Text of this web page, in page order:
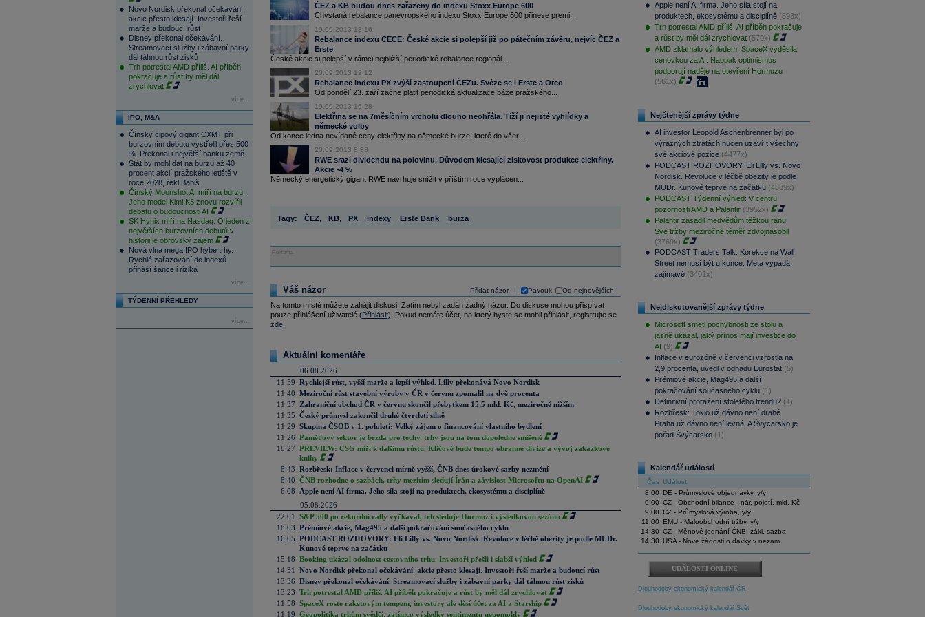
Novo Nordisk překonal očekávání,
akcie přesto klesají. Investoři řeší
marže a budoucí růst
Disney překonal očekávání.
Streamovací služby i zábavní parky
dál táhnou růst zisků
Trh potrestal AMD příliš. AI příběh
pokračuje a růst by měl dál
zrychlovat
více...
IPO, M&A
Čínský čipový gigant CXMT při
burzovním debutu vystřelil přes 500
%. Překonal i největší banku země
Stát by mohl dát na burzu až 40
procent akcií pražského letiště v
roce 2028, řekl Babiš
Čínský Moonshot AI míří na burzu.
Jeho model Kimi K3 znovu rozvířil
debatu o budoucnosti AI
SK Hynix míří na Nasdaq. O jeden z
největších burzovních debutů v
historii je obrovský zájem
Nová vlna mega IPO hýbe trhy.
Rychlé zařazování do indexů
přináší šance i rizika
více...
TÝDENNÍ PŘEHLEDY
více...
ČEZ a KB budou dnes zařazeny do indexu Stoxx Europe 600
Chystaná rebalance panevropského indexu Stoxx Europe 600 přinese premi...
19.09.2013 18:16
Rebalance indexu CECE: České akcie si polepší již po pátečním závěru, nejvíc ČEZ a
Erste
České akcie si polepší v rámci nejbližší periodické rebalance regionál...
20.09.2013 12:12
Rebalance indexu PX zvýší zastoupení ČEZu. Svéze se i Erste a Orco
Od pondělí 23. září začne platit periodická aktualizace báze pražského...
19.09.2013 16:28
Elektřina se na 7měsíčním vrcholu dlouho neohřála. Tíží ji nejisté vyhlídky a
německé volby
Od konce ledna nevídané ceny elektřiny na německé burze, které do včer...
20.09.2013 8:33
RWE srazí dividendu na polovinu. Důvodem klesající ziskovost produkce elektřiny.
Akcie -4 %
Německý energetický gigant RWE navrhuje snížit v příštím roce vyplácen...
Tagy: ČEZ KB, PX, indexy, Erste Bank, burza
Reklama
Přidat názor Pavouk Od nejnovějších
Váš názor
Na tomto místě můžete zahájit diskusi. Zatím nebyl zadán žádný názor. Do diskuse mohou přispívat
pouze přihlášení uživatelé (Přihlásit). Pokud nemáte účet, na který byste se mohli přihlásit, registrujte se
zde.
Aktuální komentáře
06.08.2026
11:59 Rychlejší růst, vyšší marže a lepší výhled. Lilly překonává Novo Nordisk
11:40 Meziroční růst stavební výroby v ČR v červnu zpomalil na dvě procenta
11:37
Zahraniční obchod ČR v červnu skončil přebytkem 15,5 mld. Kč, meziročně nižším
11:35 Český průmysl zakončil druhé čtvrtletí silně
11:29 Skupina ČSOB v 1. pololetí: Velký zájem o financování vlastního bydlení
11:26 Paměťový sektor je brzda pro techy, trhy jsou na tom dopoledne smíšeně
10:27 PREVIEW: CSG míří k dalšímu růstu. Klíčové bude tempo obranné divize a vývoj zakázkové
knihy
8:43 Rozbřesk: Inflace v červenci mírně vyšší, ČNB dnes úrokové sazby nezmění
8:40 ČNB rozhodne o sazbách, trhy mezitím sledují Írán a závislost Microsoftu na OpenAI
6:08
Apple není AI firma. Jeho síla stojí na produktech, ekosystému a disciplíně
05.08.2026
22:01
S&P 500 po rekordní rally vyčkával, trh sleduje Hormuz i výsledkovou sezónu
18:03 Prémiové akcie, Mag495 a další pokračování současného cyklu
16:05 PODCAST ROZHOVORY: Eli Lilly vs. Novo Nordisk. Revoluce v léčbě obezity je podle MUDr.
Kunové teprve na začátku
15:18 Booking ukázal odolnost cestovního trhu. Investoři přešli i slabší výhled
14:31
Novo Nordisk překonal očekávání, akcie přesto klesají. Investoři řeší marže a budoucí růst
13:36 Disney překonal očekávání. Streamovací služby i zábavní parky dál táhnou růst zisků
13:23 Trh potrestal AMD příliš. AI příběh pokračuje a růst by měl dál zrychlovat
11:58 SpaceX roste raketovým tempem, investory ale děsí účet za AI a Starship
11:19 Geopolitika trhům svědčí, zatímco výsledky sentimentu nepomohly
Apple není AI firma. Jeho síla stojí na
produktech, ekosystému a disciplíně (593x)
Trh potrestal AMD příliš. AI příběh pokračuje
a růst by měl dál zrychlovat (570x)
AMD zklamalo výhledem, SpaceX vyděsila
cenovkou za AI. Naopak optimismus
podporují naděje na otevření Hormuzu
(561x)
Nejčtenější zprávy týdne
AI investor Leopold Aschenbrenner byl po
výrazných ztrátách nucen uzavřít všechny
své akciové pozice (4477x)
PODCAST ROZHOVORY: Eli Lilly vs. Novo
Nordisk. Revoluce v léčbě obezity je podle
MUDr. Kunové teprve na začátku (4389x)
PODCAST Týdenní výhled: V centru
pozornosti AMD a Palantir (3952x)
Palantir zasadil medvědům těžkou ránu.
Své tržby meziročně téměř zdvojnásobil
(3769x)
PODCAST Traders Talk: Korekce na Wall
Street nemusí být u konce. Meta vypadá
zajímavě (3401x)
Nejdiskutovanější zprávy týdne
Microsoft smetl pochybnosti ze stolu a
jasně ukázal, jaký přínos mají investice do
AI (9)
Inflace v eurozóně v červenci vzrostla na
2,9 procenta, uvedl v odhadu Eurostat (5)
Prémiové akcie, Mag495 a další
pokračování současného cyklu (1)
Definitivní proražení stoletého trendu? (1)
Rozbřesk: Tokio už dávno není drahé.
Praha už dávno není levná. A Švýcarsko je
pořád Švýcarsko (1)
Kalendář událostí
Čas Událost
8:00
DE - Průmyslové objednávky, y/y
9:00 CZ - Obchodní bilance - nár. pojetí, mld. Kč
9:00 CZ - Průmyslová výroba, y/y
11:00
EMU - Maloobchodní tržby, y/y
14:30 CZ - Měnové jednání ČNB, zákl. sazba
14:30 USA - Nové žádosti o dávky v nezam.
UDÁLOSTI ONLINE
Dlouhodobý ekonomický kalendář ČR
Dlouhodobý ekonomický kalendář Svět